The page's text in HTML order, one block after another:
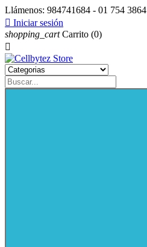
Llámenos: 984741684 - 01 754 3864
 Iniciar sesión
shopping_cart Carrito (0)
